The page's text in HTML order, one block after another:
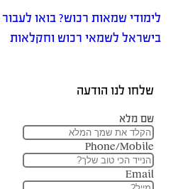
לימודי שמאות רכוש? בואו
בישראל לשמאי רכוש וחקלאות
שלחו לנו הודעה
שם מלא
Phone/Mobile
Email